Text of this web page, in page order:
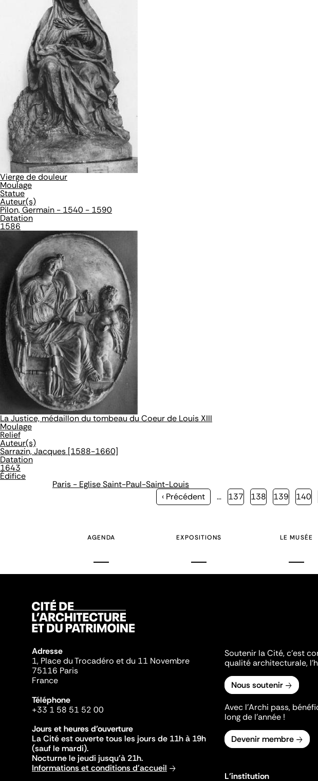
Vierge de douleur
Moulage
Statue
Auteur(s)
Pilon, Germain - 1540 - 1590
Datation
1586
La Justice, médaillon du tombeau du Coeur de Louis XIII
Moulage
Relief
Auteur(s)
Sarrazin, Jacques [1588-1660]
Datation
1643
Édifice
Paris - Eglise Saint-Paul-Saint-Louis
Page
‹ Précédent … Page
137 Page
138 Page
139 Page
140
AGENDA EXPOSITIONS LE MUSÉE
Adresse
1, Place du Trocadéro et du 11 Novembre
75116 Paris
France
Téléphone
+33 1 58 51 52 00
Jours et heures d'ouverture
La Cité est ouverte tous les jours de 11h à 19h
(sauf le mardi).
Nocturne le jeudi jusqu'à 21h.
Informations et conditions d'accueil
Soutenir la Cité, c'est
qualité architecturale,
Nous soutenir
Avec l’Archi pass,
long de l’année !
Devenir membre
L'institution